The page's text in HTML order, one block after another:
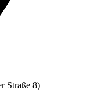
Straße 8)